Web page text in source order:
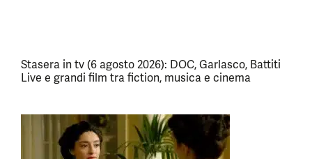
Stasera in tv (6 agosto 2026): DOC, Garlasco, Battiti
Live e grandi film tra fiction, musica e cinema